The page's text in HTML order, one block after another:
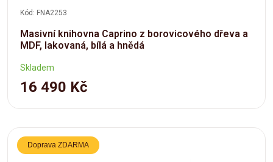
Kód: FNA2253
Masivní knihovna Caprino z borovicového dřeva a
MDF, lakovaná, bílá a hnědá
Skladem
16 490 Kč
Doprava ZDARMA